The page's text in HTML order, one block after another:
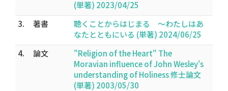
(単著) 2023/04/25
3.
著書
聴くことからはじまる 〜わたしはあ
なたとともにいる (単著) 2024/06/25
4.
論文
"Religion of the Heart" The
Moravian influence of John Wesley's
understanding of Holiness 修士論文
(単著) 2003/05/30